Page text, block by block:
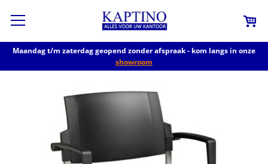
Maandag t/m zaterdag geopend zonder afspraak - kom langs in onze
showroom